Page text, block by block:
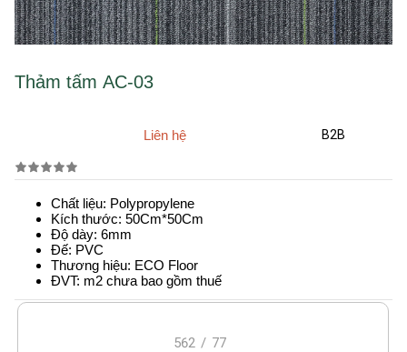
Thảm tấm AC-03
Liên hệ
Chất liệu: Polypropylene
Kích thước: 50Cm*50Cm
Độ dày: 6mm
Đế: PVC
Thương hiệu: ECO Floor
ĐVT: m2 chưa bao gồm thuế
562 77
/
B2B